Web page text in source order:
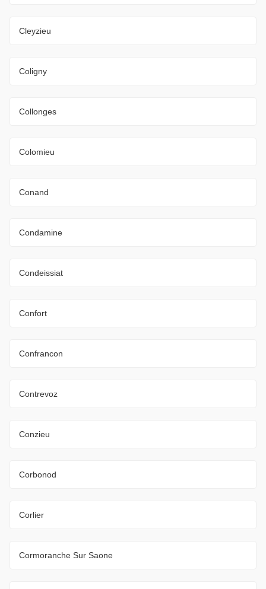
Cleyzieu
Coligny
Collonges
Colomieu
Conand
Condamine
Condeissiat
Confort
Confrancon
Contrevoz
Conzieu
Corbonod
Corlier
Cormoranche Sur Saone